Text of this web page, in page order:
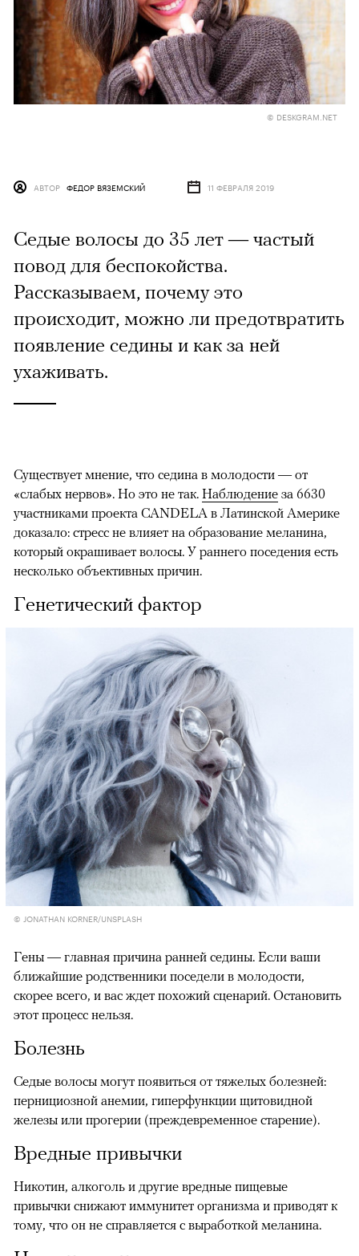
© DESKGRAM.NET
АВТОР ФЕДОР ВЯЗЕМСКИЙ 11 ФЕВРАЛЯ 2019
Седые волосы до 35 лет — частый
повод для беспокойства.
Рассказываем, почему это
происходит, можно ли предотвратить
появление седины и как за ней
ухаживать.
Существует мнение, что седина в молодости — от
«слабых нервов». Но это не так. Наблюдение за 6630
участниками проекта CANDELA в Латинской Америке
доказало: стресс не влияет на образование меланина,
который окрашивает волосы. У раннего поседения есть
несколько объективных причин.
Генетический фактор
© JONATHAN KORNER/UNSPLASH
Гены — главная причина ранней седины. Если ваши
ближайшие родственники поседели в молодости,
скорее всего, и вас ждет похожий сценарий. Остановить
этот процесс нельзя.
Болезнь
Седые волосы могут появиться от тяжелых болезней:
пернициозной анемии, гиперфункции щитовидной
железы или прогерии (преждевременное старение).
Вредные привычки
Никотин, алкоголь и другие вредные пищевые
привычки снижают иммунитет организма и приводят к
тому, что он не справляется с выработкой меланина.